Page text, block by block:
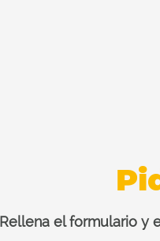
Rellena el formulario y